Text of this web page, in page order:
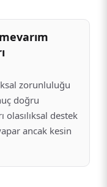
zorunluluğu
doğru
olasılıksal destek
ancak kesin